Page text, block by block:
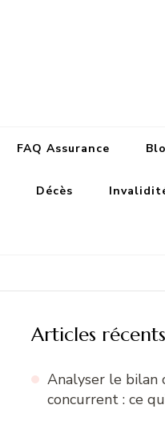
FAQ Assurance
Décès
Articles récents
Analyser le bilan
concurrent : ce